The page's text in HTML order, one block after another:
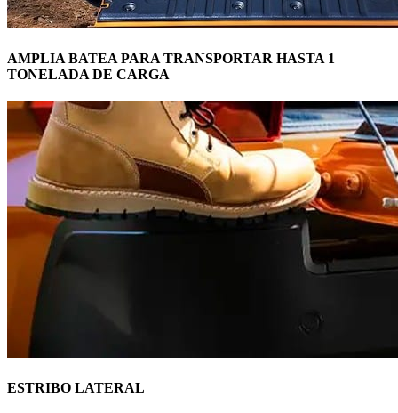
AMPLIA BATEA PARA TRANSPORTAR HASTA 1
TONELADA DE CARGA
ESTRIBO LATERAL